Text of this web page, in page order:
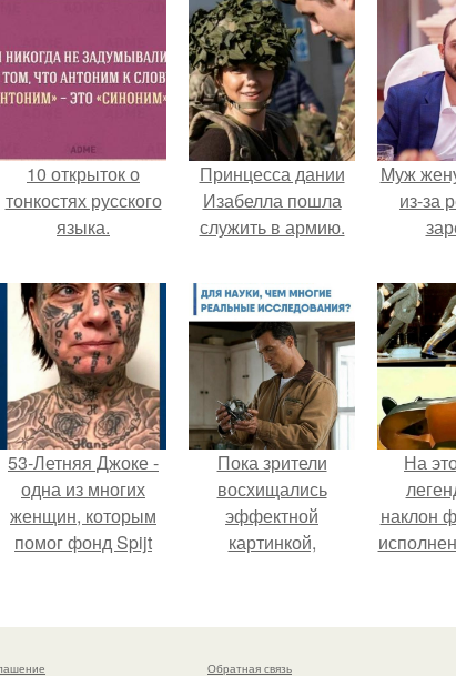
10 открыток о
тонкостях русского
языка.
Принцесса дании
Изабелла пошла
служить в армию.
Mуж
из-за
53-Летняя Джоке -
одна из многих
женщин, которым
помог фонд Spijt
Роттердаме.
Пока зрители
восхищались
эффектной
картинкой,
построили одну из
На
наклон
Обратная связь